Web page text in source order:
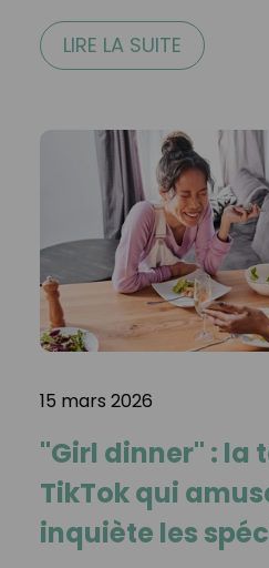
LIRE LA SUITE
15 mars 2026
"Girl dinner" : la
TikTok qui
inquiète les